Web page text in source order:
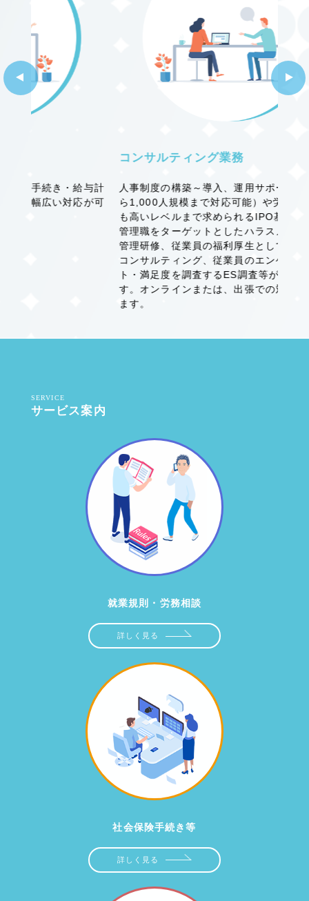
サービス
事業所案内
料金表
取り組み
コンサルティング業務
人事制度の構築～導入、運用サポート（数名か
ら1,000人規模まで対応可能）や労務調査（最
も高いレベルまで求められるIPO基準まで）、
管理職をターゲットとしたハラスメント・労務
管理研修、従業員の福利厚生としてのキャリア
コンサルティング、従業員のエンゲージメン
ト・満足度を調査するES調査等が対応可能で
す。オンラインまたは、出張での対応もいたし
SERVICE
サービス案内
就業規則・労務相談
詳しく見る
社会保険手続き等
詳しく見る